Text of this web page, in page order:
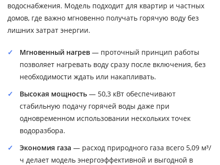
водоснабжения. Модель подходит для квартир и частных
домов, где важно мгновенно получать горячую воду без
лишних затрат энергии.
Мгновенный нагрев — проточный принцип работы
позволяет нагревать воду сразу после включения, без
необходимости ждать или накапливать.
Высокая мощность — 50,3 кВт обеспечивают
стабильную подачу горячей воды даже при
одновременном использовании нескольких точек
водоразбора.
Экономия газа — расход природного газа всего 5,09 м³/
ч делает модель энергоэффективной и выгодной в